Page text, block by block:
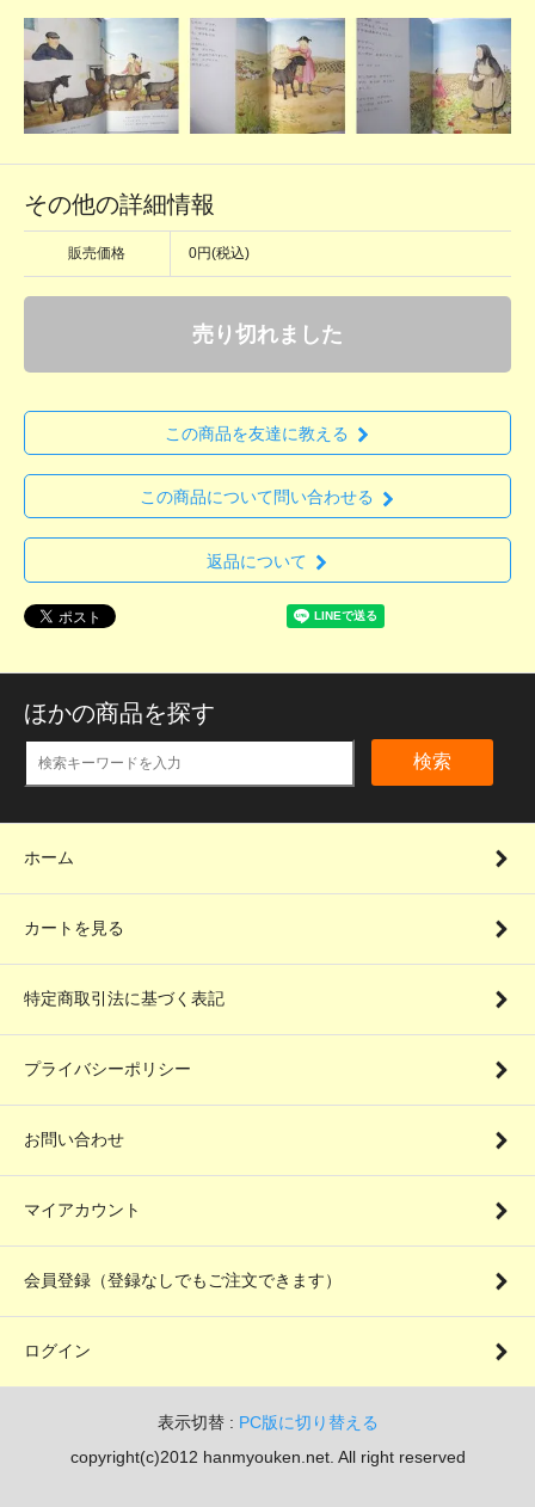
その他の詳細情報
販売価格 0円(税込)
売り切れました
この商品を友達に教える
この商品について問い合わせる
返品について
ほかの商品を探す
検索
ホーム
カートを見る
特定商取引法に基づく表記
プライバシーポリシー
お問い合わせ
マイアカウント
会員登録（登録なしでもご注文できます）
ログイン
表示切替 : PC版に切り替える
copyright(c)2012 hanmyouken.net. All right reserved